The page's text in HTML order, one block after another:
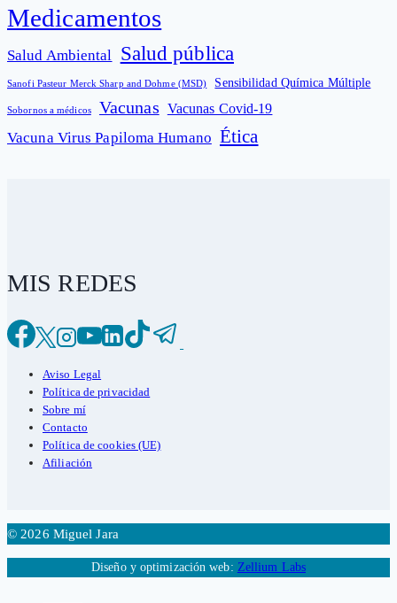
Medicamentos
Salud Ambiental Salud pública
Sanofi Pasteur Merck Sharp and Dohme (MSD) Sensibilidad Química Múltiple
Sobornos a médicos Vacunas Vacunas Covid-19
Vacuna Virus Papiloma Humano Ética
MIS REDES
Aviso Legal
Política de privacidad
Sobre mí
Contacto
Política de cookies (UE)
Afiliación
© 2026 Miguel Jara
Diseño y optimización web: Zellium Labs